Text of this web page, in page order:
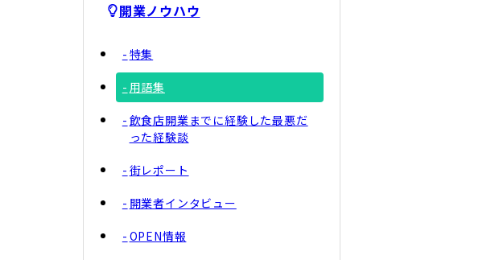
開業ノウハウ
特集
用語集
飲食店開業までに経験した最悪だ
った経験談
街レポート
開業者インタビュー
OPEN情報